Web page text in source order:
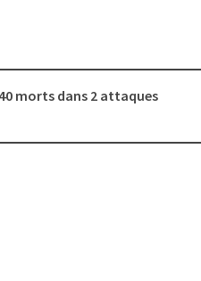
morts dans 2 attaques